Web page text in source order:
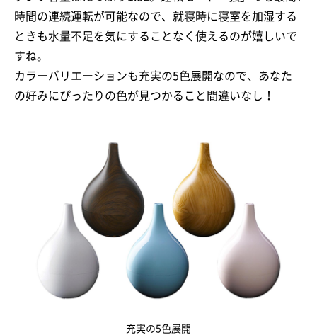
時間の連続運転が可能なので、就寝時に寝室を加湿する
ときも水量不足を気にすることなく使えるのが嬉しいで
すね。
カラーバリエーションも充実の5色展開なので、あなた
の好みにぴったりの色が見つかること間違いなし！
充実の5色展開